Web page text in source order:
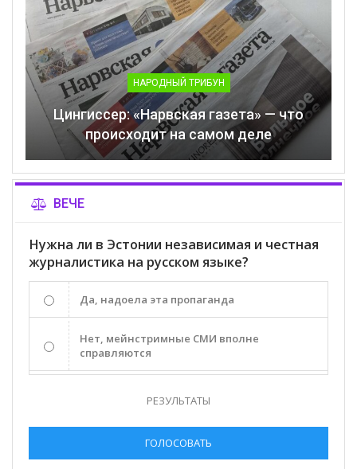
НАРОДНЫЙ ТРИБУН
Цингиссер: «Нарвская газета» — что
происходит на самом деле
ВЕЧЕ
Нужна ли в Эстонии независимая и честная
журналистика на русском языке?
Да, надоела эта пропаганда
Нет, мейнстримные СМИ вполне
справляются
РЕЗУЛЬТАТЫ
ГОЛОСОВАТЬ